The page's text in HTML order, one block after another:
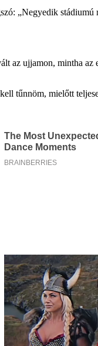
„Negyedik
az ujjamon, mintha az
tűnnöm, mielőtt